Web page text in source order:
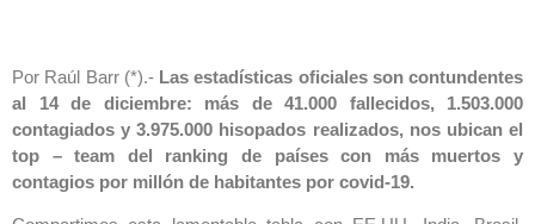
Por Raúl Barr (*).- Las estadísticas oficiales son contundentes
al 14 de diciembre: más de 41.000 fallecidos, 1.503.000
contagiados y 3.975.000 hisopados realizados, nos ubican el
top – team del ranking de países con más muertos y
contagios por millón de habitantes por covid-19.